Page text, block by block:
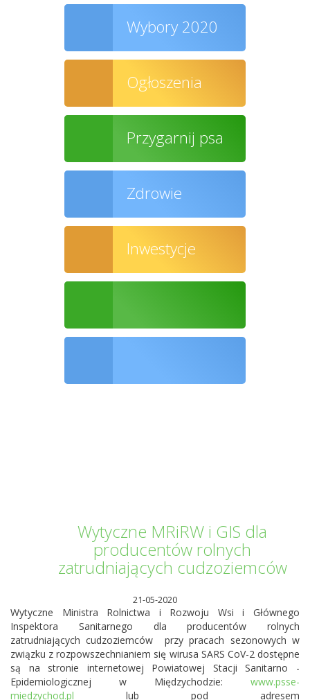
Wybory 2020
Ogłoszenia
Przygarnij psa
Zdrowie
Inwestycje
Wytyczne MRiRW i GIS dla
producentów rolnych
zatrudniających cudzoziemców
21-05-2020
Wytyczne Ministra Rolnictwa i Rozwoju Wsi i Głównego
Inspektora Sanitarnego dla producentów rolnych
zatrudniających cudzoziemców przy pracach sezonowych w
związku z rozpowszechnianiem się wirusa SARS CoV-2 dostępne
są na stronie internetowej Powiatowej Stacji Sanitarno -
Epidemiologicznej w Międzychodzie: www.psse-
miedzychod.pl lub pod adresem